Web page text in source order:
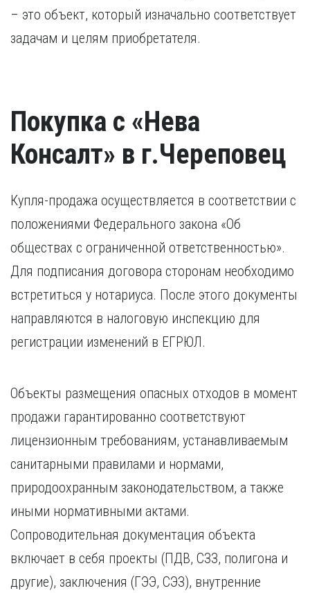
– это объект, который изначально соответствует
задачам и целям приобретателя.
Покупка с «Нева
Консалт» в г.Череповец
Купля-продажа осуществляется в соответствии с
положениями Федерального закона «Об
обществах с ограниченной ответственностью».
Для подписания договора сторонам необходимо
встретиться у нотариуса. После этого документы
направляются в налоговую инспекцию для
регистрации изменений в ЕГРЮЛ.
Объекты размещения опасных отходов в момент
продажи гарантированно соответствуют
лицензионным требованиям, устанавливаемым
санитарными правилами и нормами,
природоохранным законодательством, а также
иными нормативными актами.
Сопроводительная документация объекта
включает в себя проекты (ПДВ, СЗЗ, полигона и
другие), заключения (ГЭЭ, СЭЗ), внутренние